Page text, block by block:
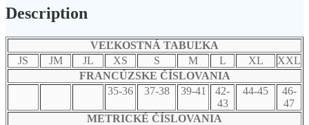
Description
VEĽKOSTNÁ TABUĽKA
JS
JM JL XS S M L XL
XXL
FRANCÚZSKE ČÍSLOVANIA
35-36
37-38 39-41
42-
43
44-45
46-
47
METRICKÉ ČÍSLOVANIA